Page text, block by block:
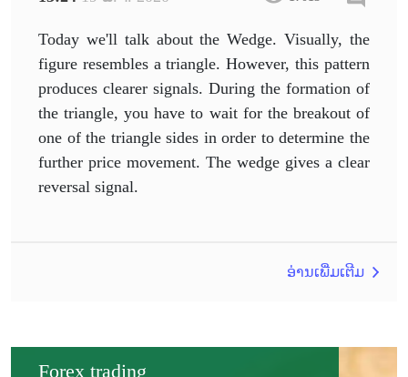
Today we'll talk about the Wedge. Visually, the
figure resembles a triangle. However, this pattern
produces clearer signals. During the formation of
the triangle, you have to wait for the breakout of
one of the triangle sides in order to determine the
further price movement. The wedge gives a clear
reversal signal.
ອ່ານເພີ່ມເຕີມ
Forex trading